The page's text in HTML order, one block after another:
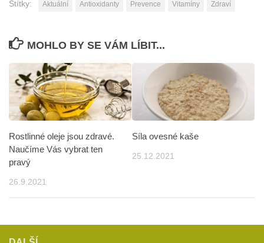
Štítky: Aktuální Antioxidanty Prevence Vitamíny Zdraví
MOHLO BY SE VÁM LÍBIT...
Rostlinné oleje jsou zdravé.
Naučíme Vás vybrat ten
pravý
26.9.2021
Síla ovesné kaše
25.12.2021